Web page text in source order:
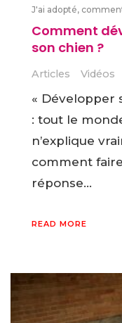
J'ai adopté,
Comment
son chien ?
Articles Vidéos
« Développer
: tout le
n’explique
comment
réponse…
READ MORE